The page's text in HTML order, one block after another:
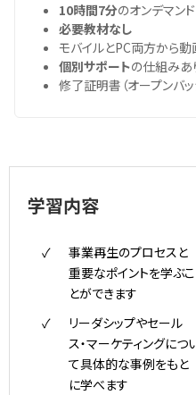
10時間7分のオンデマン
必要教材なし
モバイルとPC両方から
個別サポートの仕組みあ
修了証明書（オープンバッ
学習内容
事業再生のプロセスと
重要なポイントを学ぶこ
とができます
リーダシップやセール
ス・マーケティングにつ
て具体的な事例をもと
に学べます